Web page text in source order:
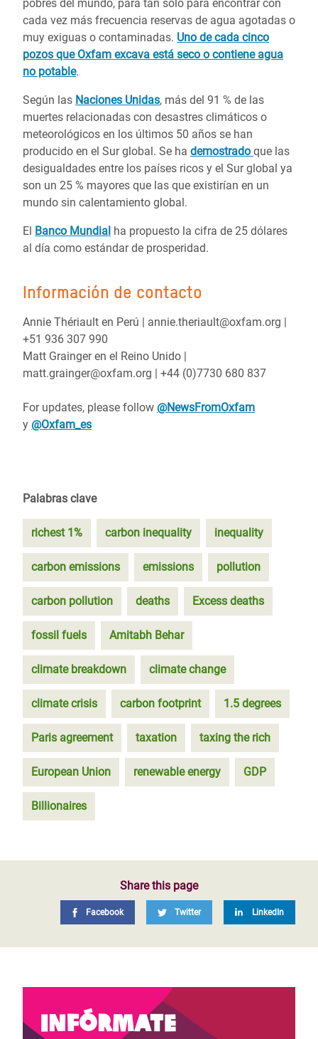
pobres del mundo, para tan solo para encontrar con
cada vez más frecuencia reservas de agua agotadas o
muy exiguas o contaminadas. Uno de cada cinco
pozos que Oxfam excava está seco o contiene agua
no potable.
Según las Naciones Unidas, más del 91 % de las
muertes relacionadas con desastres climáticos o
meteorológicos en los últimos 50 años se han
producido en el Sur global. Se ha demostrado que las
desigualdades entre los países ricos y el Sur global ya
son un 25 % mayores que las que existirían en un
mundo sin calentamiento global.
El Banco Mundial ha propuesto la cifra de 25 dólares
al día como estándar de prosperidad.
Información de contacto
Annie Thériault en Perú | annie.theriault@oxfam.org |
+51 936 307 990
Matt Grainger en el Reino Unido |
matt.grainger@oxfam.org | +44 (0)7730 680 837
For updates, please follow @NewsFromOxfam
y @Oxfam_es
Palabras clave
richest 1% carbon inequality inequality
carbon emissions emissions pollution
carbon pollution deaths Excess deaths
fossil fuels Amitabh Behar
climate breakdown climate change
climate crisis carbon footprint 1.5 degrees
Paris agreement taxation taxing the rich
European Union renewable energy GDP
Billionaires
Share this page
Facebook Twitter LinkedIn
Infórmate